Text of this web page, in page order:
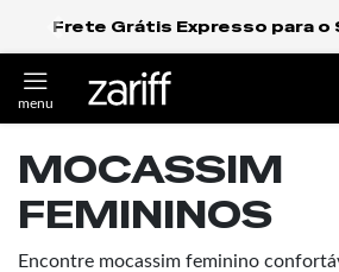
Frete Grátis Expresso para o
MOCASSIM
FEMININOS
Encontre mocassim feminino